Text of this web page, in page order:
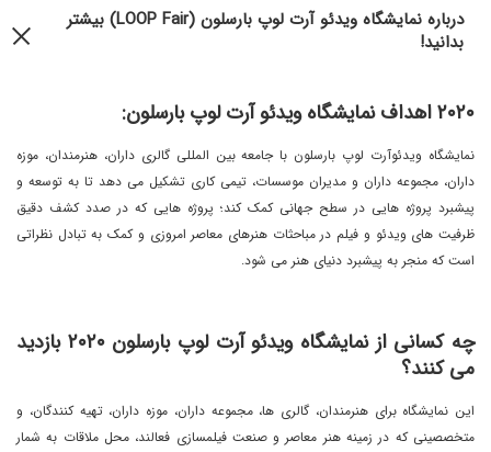
درباره نمایشگاه ویدئو آرت لوپ بارسلون (LOOP Fair) بیشتر
بدانید!
٢٠٢٠ اهداف نمایشگاه ویدئو آرت لوپ بارسلون:
نمایشگاه ویدئوآرت لوپ بارسلون با جامعه بین المللی گالری داران، هنرمندان، موزه
داران، مجموعه داران و مدیران موسسات، تیمی کاری تشکیل می دهد تا به توسعه و
پیشبرد پروژه هایی در سطح جهانی کمک کند؛ پروژه هایی که در صدد کشف دقیق
ظرفیت های ویدئو و فیلم در مباحثات هنرهای معاصر امروزی و کمک به تبادل نظراتی
است که منجر به پیشبرد دنیای هنر می شود.
چه کسانی از
نمایشگاه ویدئو آرت لوپ بارسلون ٢٠٢٠ بازدید
می کنند؟
این نمایشگاه برای هنرمندان، گالری ها، مجموعه داران، موزه داران، تهیه کنندگان، و
متخصصینی که در زمینه هنر معاصر و صنعت فیلمسازی فعالند، محل ملاقات به شمار